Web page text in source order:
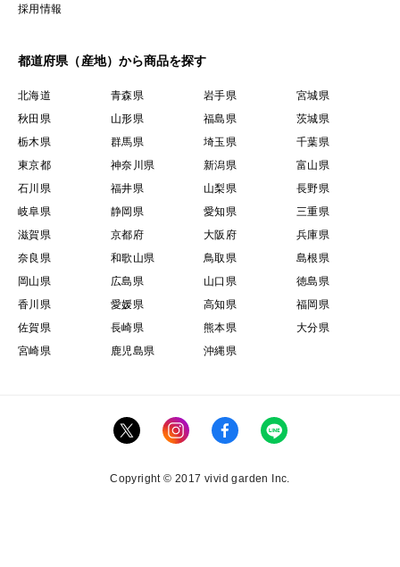
採用情報
都道府県（産地）から商品を探す
北海道 青森県 岩手県
宮城県
秋田県
山形県 福島県
茨城県
栃木県
群馬県 埼玉県
千葉県
東京都
神奈川県 新潟県
富山県
石川県
福井県 山梨県
長野県
岐阜県
静岡県 愛知県
三重県
滋賀県
京都府 大阪府
兵庫県
奈良県
和歌山県 鳥取県
島根県
岡山県
広島県 山口県
徳島県
香川県
愛媛県 高知県
福岡県
佐賀県
長崎県 熊本県
大分県
宮崎県
鹿児島県 沖縄県
Copyright © 2017 vivid garden Inc.